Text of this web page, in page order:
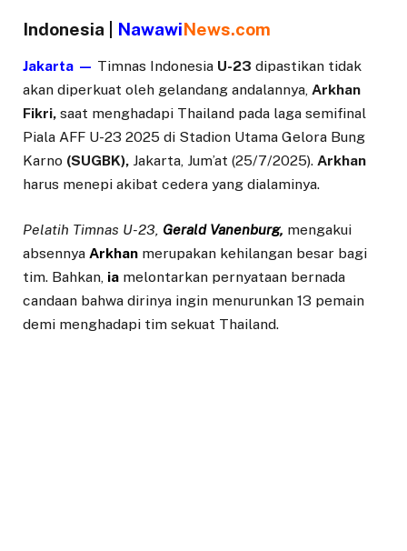
Indonesia | NawawiNews.com
Jakarta — Timnas Indonesia U-23 dipastikan tidak
akan diperkuat oleh gelandang andalannya, Arkhan
Fikri, saat menghadapi Thailand pada laga semifinal
Piala AFF U-23 2025 di Stadion Utama Gelora Bung
Karno (SUGBK), Jakarta, Jum’at (25/7/2025). Arkhan
harus menepi akibat cedera yang dialaminya.
Pelatih Timnas U-23, Gerald Vanenburg, mengakui
absennya Arkhan merupakan kehilangan besar bagi
tim. Bahkan, ia melontarkan pernyataan bernada
candaan bahwa dirinya ingin menurunkan 13 pemain
demi menghadapi tim sekuat Thailand.